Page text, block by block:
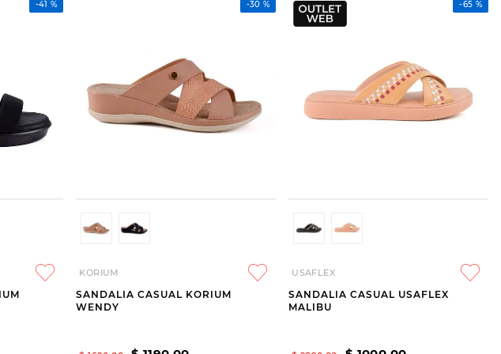
-41 % -30 %
KORIUM
SANDALIA CASUAL KORIUM
WENDY
-65 %
USAFLEX
SANDALIA CASUAL USAFLEX
MALIBU